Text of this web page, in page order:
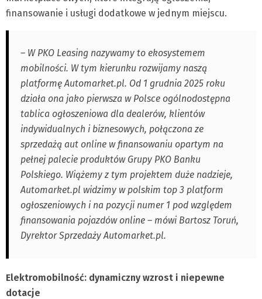
finansowanie i usługi dodatkowe w jednym miejscu.
– W PKO Leasing nazywamy to ekosystemem
mobilności. W tym kierunku rozwijamy naszą
platformę Automarket.pl. Od 1 grudnia 2025 roku
działa ona jako pierwsza w Polsce ogólnodostępna
tablica ogłoszeniowa dla dealerów, klientów
indywidualnych i biznesowych, połączona ze
sprzedażą aut online w finansowaniu opartym na
pełnej palecie produktów Grupy PKO Banku
Polskiego. Wiążemy z tym projektem duże nadzieje,
Automarket.pl widzimy w polskim top 3 platform
ogłoszeniowych i na pozycji numer 1 pod względem
finansowania pojazdów online – mówi Bartosz Toruń,
Dyrektor Sprzedaży Automarket.pl.
Elektromobilność: dynamiczny wzrost i niepewne
dotacje